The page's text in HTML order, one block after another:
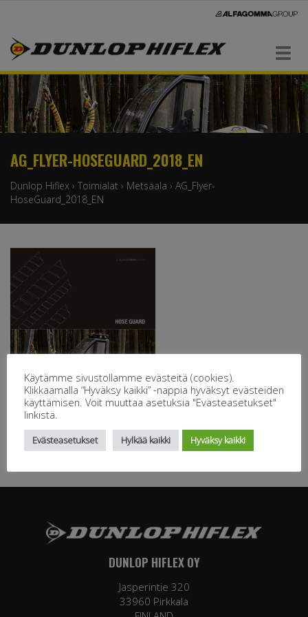
Navigaatio
AG_FLYER-HOSEGUARD_2018_EN
Dunlop Hiflex › Toimialat › Metsäala › AG_Flyer-
HoseGuard_2018_EN
DUNLOP HIFLEX OY
Jasperintie 320
33960 Pirkkala
Käytämme sivustollamme evästeitä (cookies).
Klikkaamalla “Hyväksy kaikki” -nappia hyväksyt evästeiden
käyttämisen. Voit muuttaa asetuksia "Evästeasetukset"
linkistä.
Evästeasetukset Hylkää kaikki Hyväksy kaikki